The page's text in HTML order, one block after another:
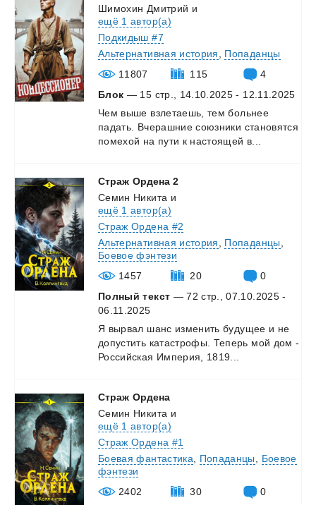
Шимохин Дмитрий и
ещё 1 автор(а)
Подкидыш #7
Альтернативная история
Попаданцы
11807
115
4
Блок — 15 стр., 14.10.2025 - 12.11.2025
Чем выше взлетаешь, тем больнее
падать.
Вчерашние союзники становятся
помехой на пути к настоящей в...
Страж Ордена 2
Семин Никита и
ещё 1 автор(а)
Страж Ордена #2
Альтернативная история
Попаданцы
Боевое фэнтези
1457
20
0
Полный текст — 72 стр., 07.10.2025 -
06.11.2025
Я вырвал шанс изменить будущее и не
допустить катастрофы. Теперь мой дом -
Российская Империя, 1819...
Страж Ордена
Семин Никита и
ещё 1 автор(а)
Страж Ордена #1
Боевая фантастика
Попаданцы
Боевое
фэнтези
2402
30
0